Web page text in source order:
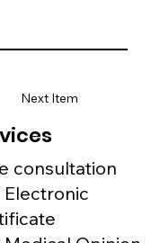
Next Item
consultation
Electronic